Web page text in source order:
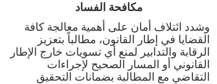
مكافحة الفساد
وشدد ائتلاف أمان على أهمية معالجة كافة
القضايا في إطار القانون، مطالباً بتعزيز
الرقابة والتدابير لمنع أي تسويات خارج الإطار
القانوني أو المسار الصحيح لإجراءات
التقاضي مع المطالبة بضمانات التحقيق